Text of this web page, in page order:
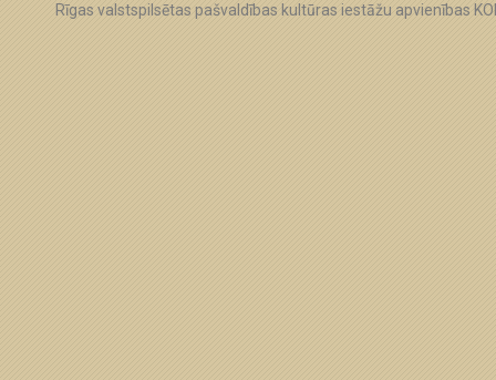
Rīgas valstspilsētas pašvaldības kultūras iestāžu apvienības